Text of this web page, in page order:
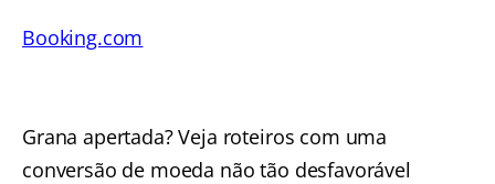
Booking.com
Grana apertada? Veja roteiros com uma
conversão de moeda não tão desfavorável